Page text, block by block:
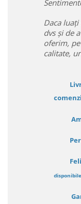
Daca
dvs și de
oferim,
calitate,
disponibile